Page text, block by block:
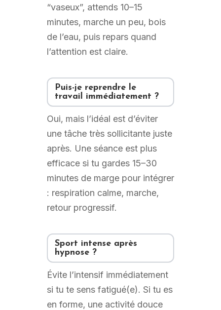
“vaseux”, attends 10–15
minutes, marche un peu, bois
de l’eau, puis repars quand
l’attention est claire.
Puis-je reprendre le
travail immédiatement ?
Oui, mais l’idéal est d’éviter
une tâche très sollicitante juste
après. Une séance est plus
efficace si tu gardes 15–30
minutes de marge pour intégrer
: respiration calme, marche,
retour progressif.
Sport intense après
hypnose ?
Évite l’intensif immédiatement
si tu te sens fatigué(e). Si tu es
en forme, une activité douce